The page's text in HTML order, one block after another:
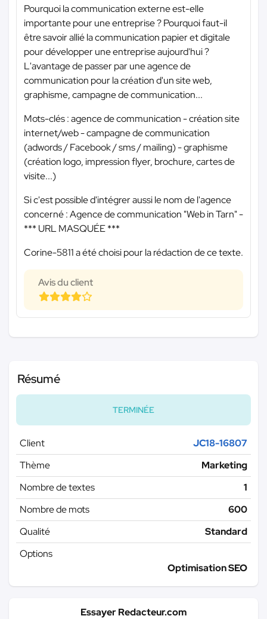
Pourquoi la communication externe est-elle
importante pour une entreprise ? Pourquoi faut-il
être savoir allié la communication papier et digitale
pour développer une entreprise aujourd'hui ?
L'avantage de passer par une agence de
communication pour la création d'un site web,
graphisme, campagne de communication...
Mots-clés : agence de communication - création site
internet/web - campagne de communication
(adwords / Facebook / sms / mailing) - graphisme
(création logo, impression flyer, brochure, cartes de
visite...)
Si c'est possible d'intégrer aussi le nom de l'agence
concerné : Agence de communication "Web in Tarn" -
*** URL MASQUÉE ***
Corine-5811 a été choisi pour la rédaction de ce texte.
Avis du client
Résumé
TERMINÉE
Client
JC18-16807
Thème
Marketing
Nombre de textes
1
Nombre de mots
600
Qualité
Standard
Options
Optimisation SEO
Essayer Redacteur.com